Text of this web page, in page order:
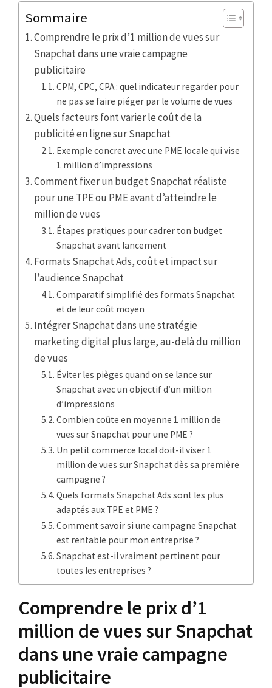
Sommaire
Comprendre le prix d’1 million de vues sur
Snapchat dans une vraie campagne
publicitaire
CPM, CPC, CPA : quel indicateur regarder pour
ne pas se faire piéger par le volume de vues
Quels facteurs font varier le coût de la
publicité en ligne sur Snapchat
Exemple concret avec une PME locale qui vise
1 million d’impressions
Comment fixer un budget Snapchat réaliste
pour une TPE ou PME avant d’atteindre le
million de vues
Étapes pratiques pour cadrer ton budget
Snapchat avant lancement
Formats Snapchat Ads, coût et impact sur
l’audience Snapchat
Comparatif simplifié des formats Snapchat
et de leur coût moyen
Intégrer Snapchat dans une stratégie
marketing digital plus large, au-delà du million
de vues
Éviter les pièges quand on se lance sur
Snapchat avec un objectif d’un million
d’impressions
Combien coûte en moyenne 1 million de
vues sur Snapchat pour une PME ?
Un petit commerce local doit-il viser 1
million de vues sur Snapchat dès sa première
campagne ?
Quels formats Snapchat Ads sont les plus
adaptés aux TPE et PME ?
Comment savoir si une campagne Snapchat
est rentable pour mon entreprise ?
Snapchat est-il vraiment pertinent pour
toutes les entreprises ?
Comprendre le prix d’1
million de vues sur Snapchat
dans une vraie campagne
publicitaire